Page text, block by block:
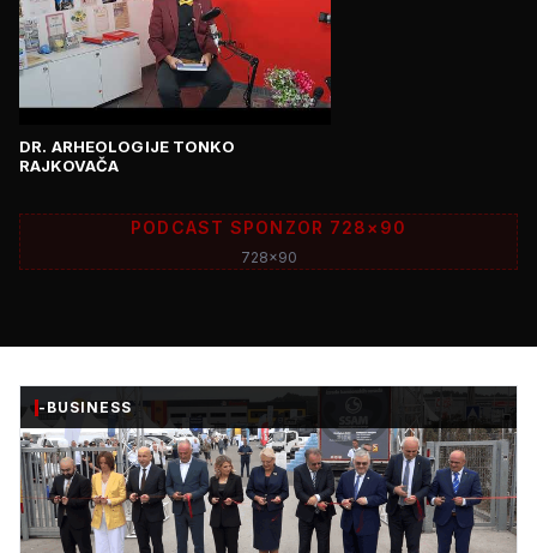
DR. ARHEOLOGIJE TONKO
RAJKOVAČA
PODCAST SPONZOR 728×90
728x90
-BUSINESS